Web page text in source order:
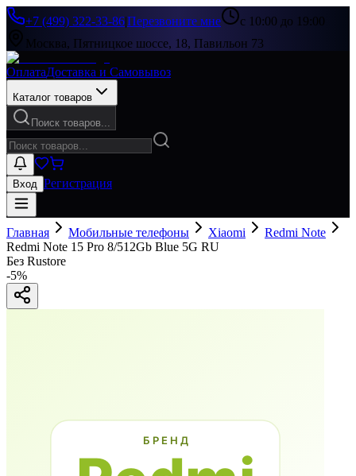
+7 (499) 322-33-86|Перезвоните мне
с 10:00 до 19:00
Москва, Пятницкое шоссе, 18, Павильон 73
ОплатаДоставка и Самовывоз
Каталог товаров
Поиск товаров...
Вход Регистрация
Главная Мобильные телефоны Xiaomi
Redmi Note
Redmi Note 15 Pro 8/512Gb Blue 5G RU
Без Rustore
-5%